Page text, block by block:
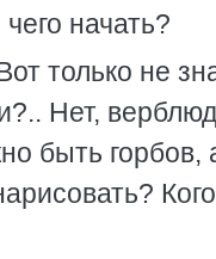
начать?
только не
Нет,
быть